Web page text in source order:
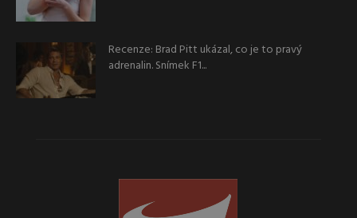
Recenze: Brad Pitt ukázal, co je to pravý
adrenalin. Snímek F1...